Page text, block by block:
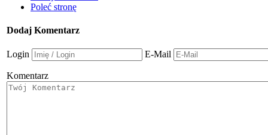
Poleć stronę
Dodaj Komentarz
Login E-Mail
Komentarz